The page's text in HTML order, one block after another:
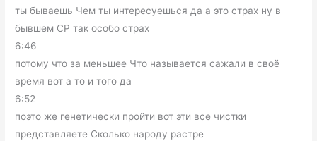
ты бываешь Чем ты интересуешься да а это страх ну в
бывшем СР так особо страх
6:46
потому что за меньшее Что называется сажали в своё
время вот а то и того да
6:52
поэто же генетически пройти вот эти все чистки
представляете Сколько народу растре